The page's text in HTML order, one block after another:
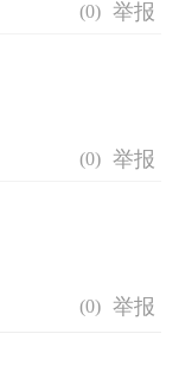
(0)
(0)
(0)